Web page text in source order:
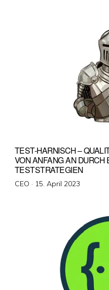
TEST-HARNISCH –
VON ANFANG AN DURCH
TESTSTRATEGIEN
CEO · Veröffentlicht
15. April 2023